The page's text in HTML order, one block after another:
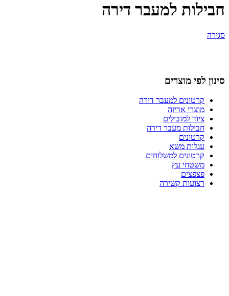
חבילות למעבר דירה
סגירה
סינון לפי מוצרים
קרטונים למעבר דירה
מוצרי אריזה
ציוד למובילים
חבילות מעבר דירה
קרטונים
עגלות משא
קרטונים למשלוחים
משטחי עץ
פצפצים
רצועות קשירה